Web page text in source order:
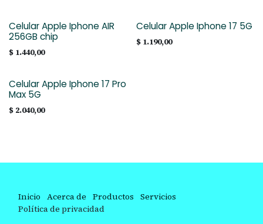
Celular Apple Iphone AIR
256GB chip
$ 1.440,00
Celular Apple Iphone 17 5G
$ 1.190,00
Celular Apple Iphone 17 Pro
Max 5G
$ 2.040,00
Inicio Acerca de Productos Servicios
Política de privacidad